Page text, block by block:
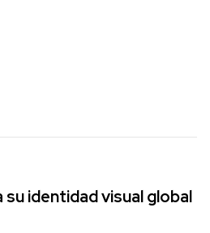
su identidad visual global